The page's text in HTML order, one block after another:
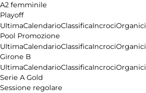
A2 femminile
Playoff
UltimaCalendarioClassificaIncrociOrganici
Pool Promozione
UltimaCalendarioClassificaIncrociOrganici
Girone B
UltimaCalendarioClassificaIncrociOrganici
Serie A Gold
Sessione regolare